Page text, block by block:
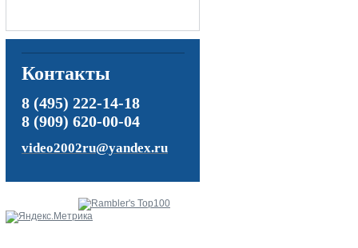
Контакты
8 (495) 222-14-18
8 (909) 620-00-04
video2002ru@yandex.ru